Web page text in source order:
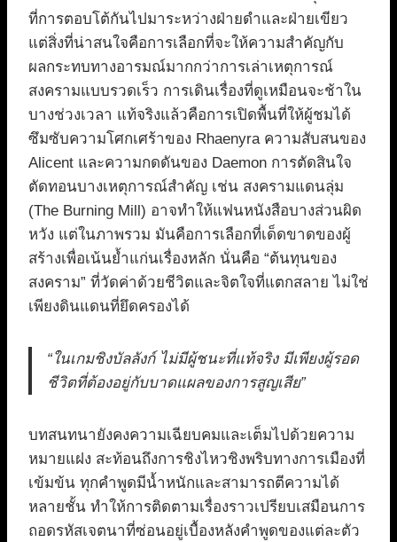
ที่การตอบโต้กันไปมาระหว่างฝ่ายดำและฝ่ายเขียว
แต่สิ่งที่น่าสนใจคือการเลือกที่จะให้ความสำคัญกับ
ผลกระทบทางอารมณ์มากกว่าการเล่าเหตุการณ์
สงครามแบบรวดเร็ว การเดินเรื่องที่ดูเหมือนจะช้าใน
บางช่วงเวลา แท้จริงแล้วคือการเปิดพื้นที่ให้ผู้ชมได้
ซึมซับความโศกเศร้าของ Rhaenyra ความสับสนของ
Alicent และความกดดันของ Daemon การตัดสินใจ
ตัดทอนบางเหตุการณ์สำคัญ เช่น สงครามแดนลุ่ม
(The Burning Mill) อาจทำให้แฟนหนังสือบางส่วนผิด
หวัง แต่ในภาพรวม มันคือการเลือกที่เด็ดขาดของผู้
สร้างเพื่อเน้นย้ำแก่นเรื่องหลัก นั่นคือ “ต้นทุนของ
สงคราม” ที่วัดค่าด้วยชีวิตและจิตใจที่แตกสลาย ไม่ใช่
เพียงดินแดนที่ยึดครองได้
“ในเกมชิงบัลลังก์ ไม่มีผู้ชนะที่แท้จริง มีเพียงผู้รอด
ชีวิตที่ต้องอยู่กับบาดแผลของการสูญเสีย”
บทสนทนายังคงความเฉียบคมและเต็มไปด้วยความ
หมายแฝง สะท้อนถึงการชิงไหวชิงพริบทางการเมืองที่
เข้มข้น ทุกคำพูดมีน้ำหนักและสามารถตีความได้
หลายชั้น ทำให้การติดตามเรื่องราวเปรียบเสมือนการ
ถอดรหัสเจตนาที่ซ่อนอยู่เบื้องหลังคำพูดของแต่ละตัว